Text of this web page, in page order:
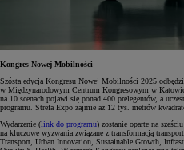
Kongres Nowej Mobilności
Szósta edycja Kongresu Nowej Mobilności 2025
w Międzynarodowym Centrum Kongresowym w
na 10 scenach pojawi się ponad 400 prelegentów, a
programu. Strefa Expo zajmie aż 12 tys. metrów
Wydarzenie (link do programu) zostanie oparte na
na kluczowe wyzwania związane z transformacją
Transport, Urban Innovation, Sustainable Growth,